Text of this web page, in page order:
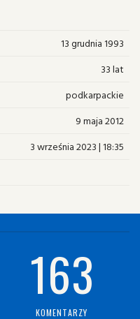
13 grudnia 1993
33 lat
podkarpackie
9 maja 2012
3 września 2023 | 18:35
163
KOMENTARZY